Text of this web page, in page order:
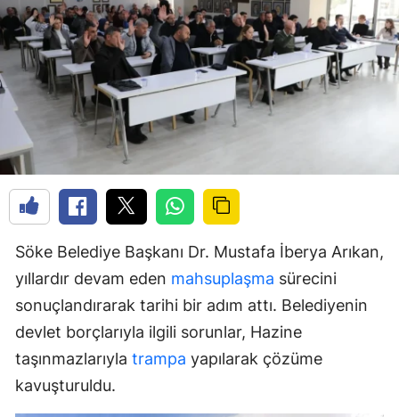
Söke Belediye Başkanı Dr. Mustafa İberya Arıkan,
yıllardır devam eden mahsuplaşma sürecini
sonuçlandırarak tarihi bir adım attı. Belediyenin
devlet borçlarıyla ilgili sorunlar, Hazine
taşınmazlarıyla trampa yapılarak çözüme
kavuşturuldu.